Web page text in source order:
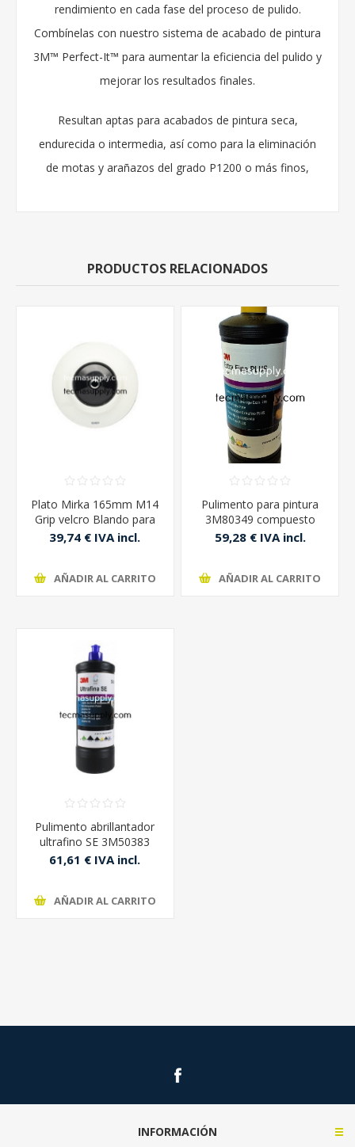
rendimiento en cada fase del proceso de pulido.
Combínelas con nuestro sistema de acabado de pintura
3M™ Perfect-It™ para aumentar la eficiencia del pulido y
mejorar los resultados finales.
Resultan aptas para acabados de pintura seca,
endurecida o intermedia, así como para la eliminación
de motas y arañazos del grado P1200 o más finos,
PRODUCTOS RELACIONADOS
Plato Mirka 165mm M14
Grip velcro Blando para
Pulidora
39,74 € IVA incl.
AÑADIR AL CARRITO
Pulimento para pintura
3M80349 compuesto
extrafino plus 1lt
59,28 € IVA incl.
AÑADIR AL CARRITO
Pulimento abrillantador
ultrafino SE 3M50383
ANTIHOLOGRAMAS 1lt
61,61 € IVA incl.
AÑADIR AL CARRITO
INFORMACIÓN